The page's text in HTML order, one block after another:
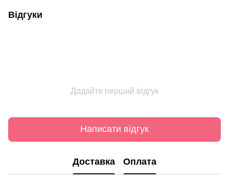
Відгуки
Додайте перший відгук
Написати відгук
Доставка Оплата